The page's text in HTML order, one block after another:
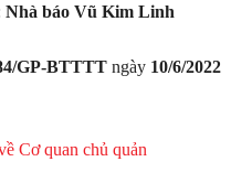
Nhà báo Vũ Kim Linh
GP-BTTTT ngày 10/6/2022
Cơ quan chủ quản